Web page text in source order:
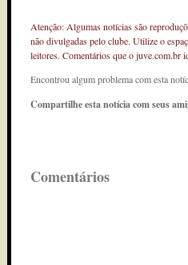
Atenção: Algumas notícias são
não divulgadas pelo clube. Utilize o
leitores. Comentários que o juve.com.br
Encontrou algum problema com esta
Compartilhe esta notícia com seus
Comentários